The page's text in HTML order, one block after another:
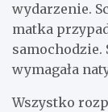
wydarzenie.
matka
samochodzie.
wymagała
Wszystko